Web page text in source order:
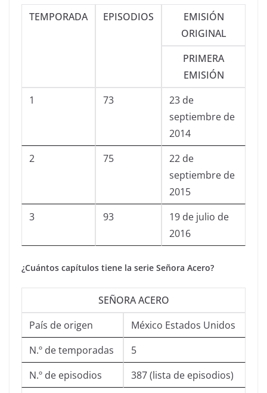
TEMPORADA EPISODIOS
EMISIÓN
ORIGINAL
PRIMERA
EMISIÓN
1
73
23 de
septiembre de
2014
2
75
22 de
septiembre de
2015
3
93
19 de julio de
2016
¿Cuántos capítulos tiene la serie Señora Acero?
SEÑORA ACERO
País de origen
México Estados Unidos
N.º de temporadas
5
N.º de episodios
387 (lista de episodios)